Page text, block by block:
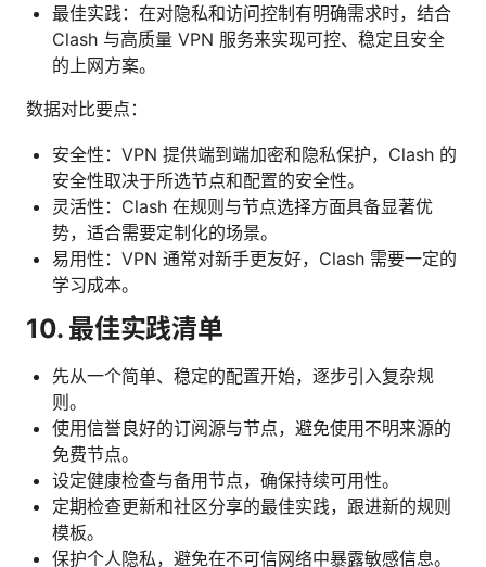
最佳实践：在对隐私和访问控制有明确需求时，结合
Clash 与高质量 VPN 服务来实现可控、稳定且安全
的上网方案。
数据对比要点：
安全性：VPN 提供端到端加密和隐私保护，Clash 的
安全性取决于所选节点和配置的安全性。
灵活性：Clash 在规则与节点选择方面具备显著优
势，适合需要定制化的场景。
易用性：VPN 通常对新手更友好，Clash 需要一定的
学习成本。
10. 最佳实践清单
先从一个简单、稳定的配置开始，逐步引入复杂规
则。
使用信誉良好的订阅源与节点，避免使用不明来源的
免费节点。
设定健康检查与备用节点，确保持续可用性。
定期检查更新和社区分享的最佳实践，跟进新的规则
模板。
保护个人隐私，避免在不可信网络中暴露敏感信息。